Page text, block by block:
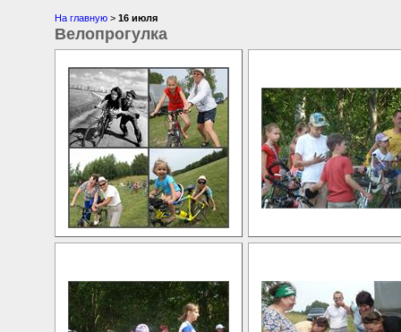
На главную > 16 июля
Велопрогулка